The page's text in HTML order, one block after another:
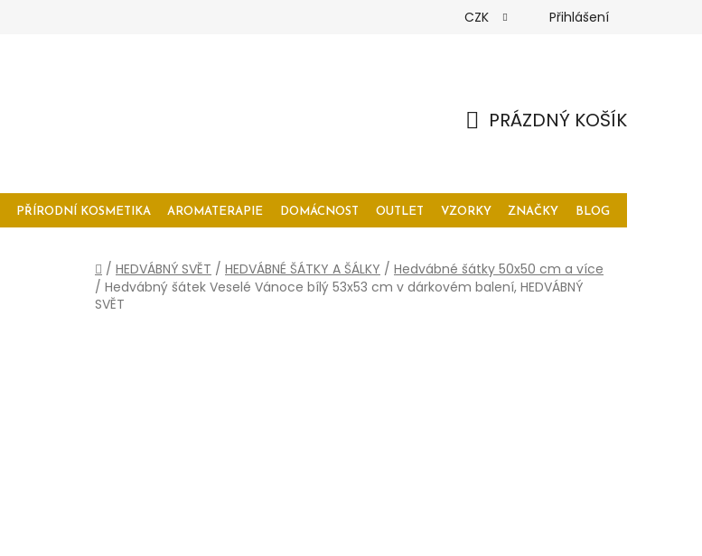
CZK Přihlášení
PRÁZDNÝ KOŠÍK
PŘÍRODNÍ KOSMETIKA AROMATERAPIE DOMÁCNOST OUTLET VZORKY ZNAČKY BLOG
Domů
/ HEDVÁBNÝ SVĚT / HEDVÁBNÉ ŠÁTKY A ŠÁLKY / Hedvábné šátky 50x50 cm a více
/ Hedvábný šátek Veselé Vánoce bílý 53x53 cm v dárkovém balení, HEDVÁBNÝ
SVĚT